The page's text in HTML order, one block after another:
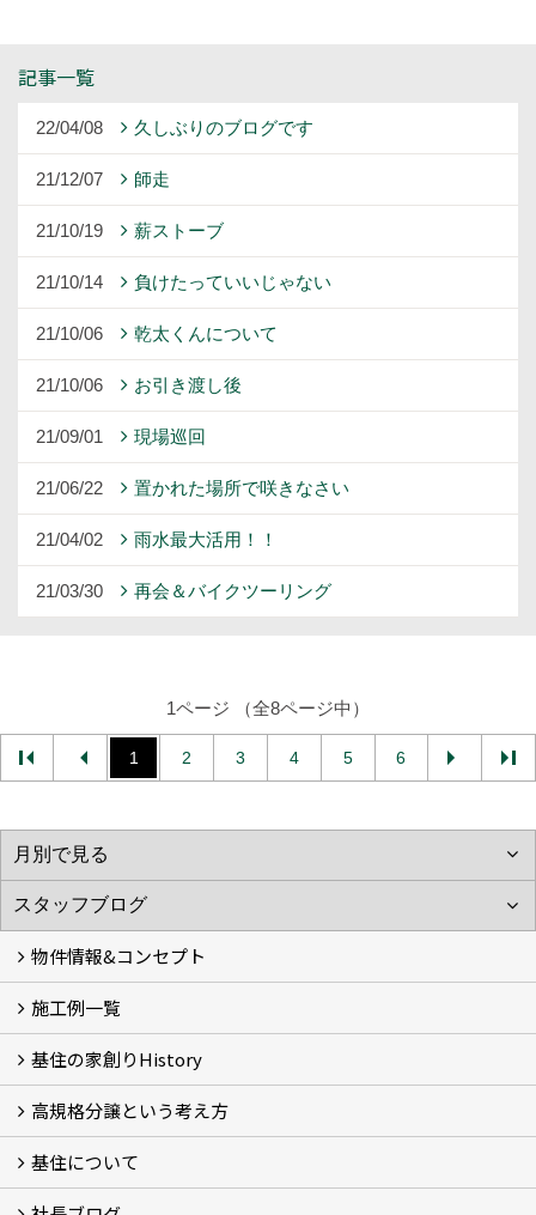
記事一覧
22/04/08 久しぶりのブログです
21/12/07 師走
21/10/19 薪ストーブ
21/10/14 負けたっていいじゃない
21/10/06 乾太くんについて
21/10/06 お引き渡し後
21/09/01 現場巡回
21/06/22 置かれた場所で咲きなさい
21/04/02 雨水最大活用！！
21/03/30 再会＆バイクツーリング
1ページ （全8ページ中）
1 2 3 4 5 6
物件情報&コンセプト
新着情報&基住の３つの家
イベント予告
イベント報告
施工例一覧
Photo Gallery
現場レポート
完工事例
お客様の声
基住の家創りHistory
基住の夢はもっと大きくもっと優しく
夢の実現へ
わが街をポートランドへ
アメノヨリミチ (3)
新築住宅事業
自然共生街創り事業
再生可能エネルギー事業
森の家コモンハウス【こもびお】
コンセプトハウス (2)
高規格分譲という考え方
高規格分譲ってなんだろう？
STUDIO KIJYU【スタジオ基住】
これからの家創り
知ってほしい１１のこと
基住について